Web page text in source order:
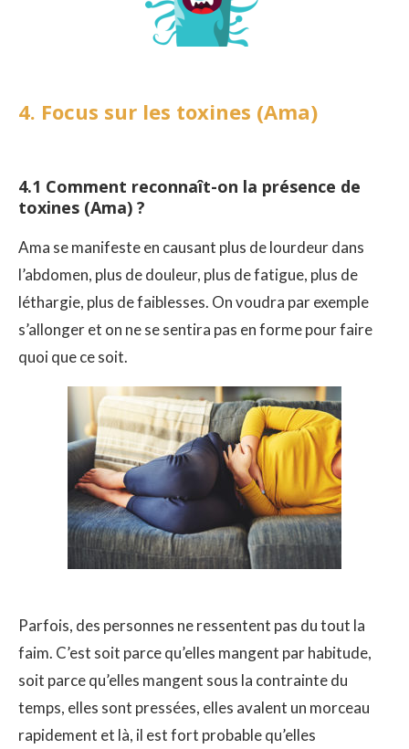
4. Focus sur les toxines (Ama)
4.1 Comment reconnaît-on la présence de
toxines (Ama) ?
Ama se manifeste en causant plus de lourdeur dans
l’abdomen, plus de douleur, plus de fatigue, plus de
léthargie, plus de faiblesses. On voudra par exemple
s’allonger et on ne se sentira pas en forme pour faire
quoi que ce soit.
Parfois, des personnes ne ressentent pas du tout la
faim. C’est soit parce qu’elles mangent par habitude,
soit parce qu’elles mangent sous la contrainte du
temps, elles sont pressées, elles avalent un morceau
rapidement et là, il est fort probable qu’elles